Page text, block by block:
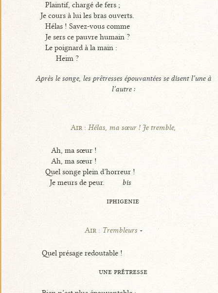
Plaintif, chargé de fers ;
Je cours à lui les bras ouverts.
Hélas ! Savez-vous comme
Je sers ce pauvre humain ?
Le poignard à la main :
Heim ?
Après le songe, les prêtresses épouvantées se disent l’une à
l’autre :
Air : Hélas, ma sœur ! Je tremble,
Ah, ma sœur !
Ah, ma sœur !
Quel songe plein d’horreur !
Je meurs de peur.
bis
iphigenie
Air : Trembleurs
Quel présage redoutable !
une prêtresse